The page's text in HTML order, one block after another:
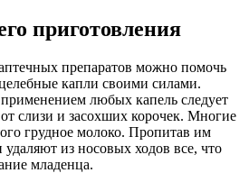
приготовления
препаратов можно помочь
капли своими силами.
любых капель следует
слизи и засохших корочек. Многие
грудное молоко. Пропитав им
из носовых ходов все, что
младенца.